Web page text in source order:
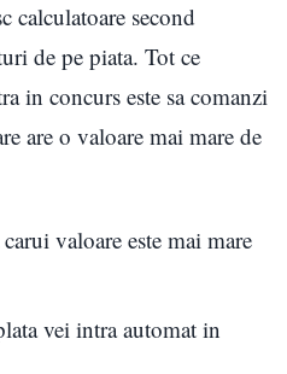
calculatoare second
de pe piata. Tot ce
in concurs este sa comanzi
are o valoare mai mare de
valoare este mai mare
vei intra automat in